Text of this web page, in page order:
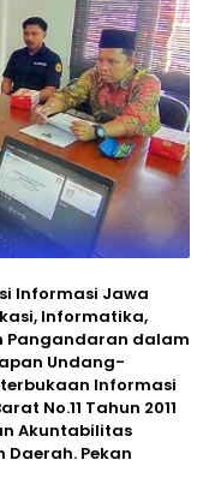
Informasi Jawa
Informatika,
Pangandaran dalam
Undang-
Informasi
No.11 Tahun 2011
Akuntabilitas
Pekan